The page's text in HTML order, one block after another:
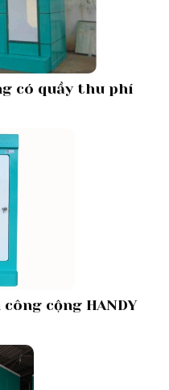
có quầy thu phí
cộng HANDY